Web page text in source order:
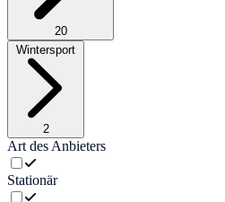
20
2
Art des Anbieters
Stationär